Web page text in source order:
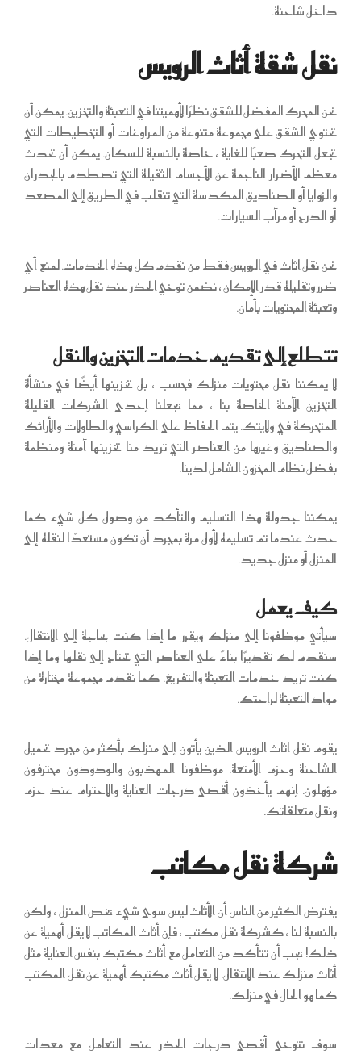
داخل شاحنة.
نقل شقة أثاث الرويس
نحن المحرك المفضل للشقق نظرًا لأهميتنا في التعبئة والتخزين. يمكن أن
تحتوي الشقق على مجموعة متنوعة من المراوغات أو التخطيطات التي
تجعل التحرك صعبًا للغاية ، خاصة بالنسبة للسكان. يمكن أن تحدث
معظم الأضرار الناجمة عن الأجسام الثقيلة التي تصطدم بالجدران
والزوايا أو الصناديق المكدسة التي تنقلب في الطريق إلى المصعد
أو الدرج أو مرآب السيارات.
نحن نقل اثاث في الرويس فقط من نقدم كل هذه الخدمات. لمنع أي
ضرر وتقليله قدر الإمكان ، نضمن توخي الحذر عند نقل هذه العناصر
وتعبئة المحتويات بأمان.
تتطلع إلى تقديم خدمات التخزين والنقل
لا يمكننا نقل محتويات منزلك فحسب ، بل تخزينها أيضًا في منشأة
التخزين الآمنة الخاصة بنا ، مما يجعلنا إحدى الشركات القليلة
المتحركة في ولايتك. يتم الحفاظ على الكراسي والطاولات والأرائك
والصناديق وغيرها من العناصر التي تريد منا تخزينها آمنة ومنظمة
بفضل نظام المخزون الشامل لدينا.
يمكننا جدولة هذا التسليم والتأكد من وصول كل شيء كما
حدث عندما تم تسليمه لأول مرة بمجرد أن تكون مستعدًا لنقله إلى
المنزل أو منزل جديد.
كيف يعمل
سيأتي موظفونا إلى منزلك ويقرر ما إذا كنت بحاجة إلى الانتقال.
سنقدم لك تقديرًا بناءً على العناصر التي تحتاج إلى نقلها وما إذا
كنت تريد خدمات التعبئة والتفريغ. كما نقدم مجموعة مختارة من
مواد التعبئة لراحتك.
يقوم نقل اثاث الرويس الذين يأتون إلى منزلك بأكثر من مجرد تحميل
الشاحنة وحزم الأمتعة. موظفونا المهذبون والودودون محترفون
مؤهلون. إنهم يأخذون أقصى درجات العناية والاحترام عند حزم
ونقل متعلقاتك.
شركة نقل مكاتب
يفترض الكثير من الناس أن الأثاث ليس سوى شيء يخص المنزل ، ولكن
بالنسبة لنا ، كشركة نقل مكتب ، فإن أثاث المكاتب لا يقل أهمية عن
ذلك! يجب أن تتأكد من التعامل مع أثاث مكتبك بنفس العناية مثل
أثاث منزلك عند الانتقال. لا يقل أثاث مكتبك أهمية عن نقل المكتب
كما هو الحال في منزلك.
سوف نتوخى أقصى درجات الحذر عند التعامل مع معدات